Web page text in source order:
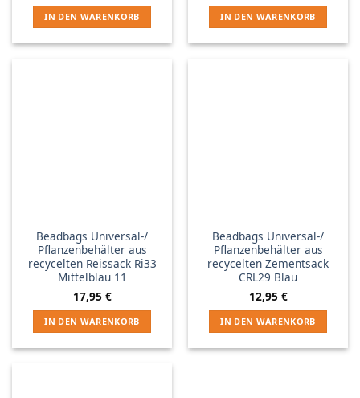
IN DEN WARENKORB IN DEN WARENKORB
Beadbags Universal-/
Pflanzenbehälter aus
recycelten Reissack Ri33
Mittelblau 11
17,95 €
IN DEN WARENKORB
Beadbags Universal-/
Pflanzenbehälter aus
recycelten Zementsack
CRL29 Blau
12,95 €
IN DEN WARENKORB